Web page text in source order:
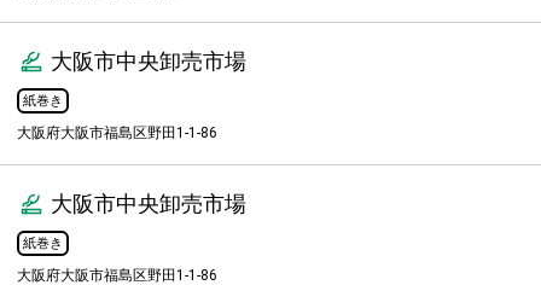
大阪市中央卸売市場
紙巻き
大阪府大阪市福島区野田1-1-86
大阪市中央卸売市場
紙巻き
大阪府大阪市福島区野田1-1-86